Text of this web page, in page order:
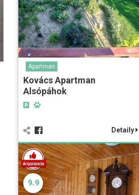
Apartman
Kovács Apartman
Alsópáhok
Detaily
9.9